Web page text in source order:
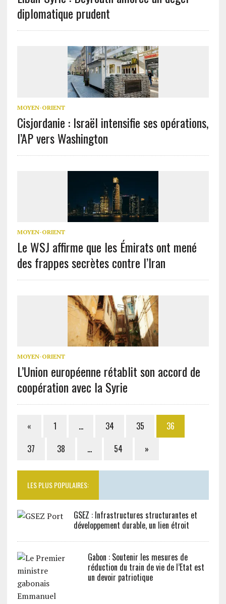
diplomatique prudent
MOYEN-ORIENT
Cisjordanie : Israël intensifie ses opérations,
l’AP vers Washington
MOYEN-ORIENT
Le WSJ affirme que les Émirats ont mené
des frappes secrètes contre l’Iran
MOYEN-ORIENT
L’Union européenne rétablit son accord de
coopération avec la Syrie
« 1 … 34 35
36
37
38 … 54 »
LES PLUS POPULAIRES:
GSEZ : Infrastructures structurantes et
développement durable, un lien étroit
Gabon : Soutenir les mesures de
réduction du train de vie de l’Etat est
un devoir patriotique